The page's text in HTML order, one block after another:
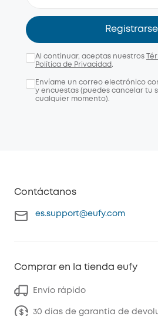
Registrarse
Al continuar, aceptas nuestros
Política de Privacidad.
Envíame un correo electrónico
y encuestas (puedes cancelar tu
cualquier momento).
Contáctanos
es.support@eufy.com
Comprar en la tienda eufy
Envío rápido
30 días de garantía de